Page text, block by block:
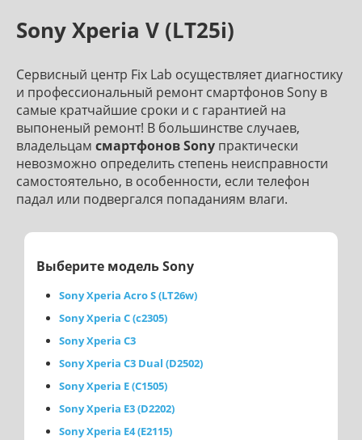
Sony Xperia V (LT25i)
Сервисный центр Fix Lab осуществляет диагностику
и профессиональный ремонт смартфонов Sony в
самые кратчайшие сроки и с гарантией на
выпоненый ремонт! В большинстве случаев,
владельцам смартфонов Sony практически
невозможно определить степень неисправности
самостоятельно, в особенности, если телефон
падал или подвергался попаданиям влаги.
Выберите модель Sony
Sony Xperia Acro S (LT26w)
Sony Xperia C (c2305)
Sony Xperia C3
Sony Xperia C3 Dual (D2502)
Sony Xperia E (C1505)
Sony Xperia E3 (D2202)
Sony Xperia E4 (E2115)